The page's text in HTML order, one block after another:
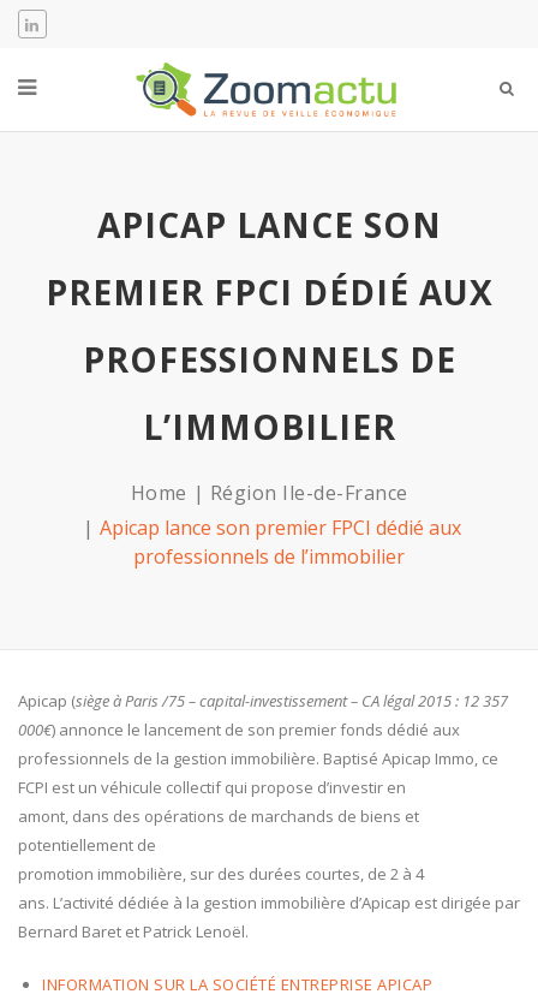
APICAP LANCE SON
PREMIER FPCI DÉDIÉ AUX
PROFESSIONNELS DE
L’IMMOBILIER
Home
Région Ile-de-France
Apicap lance son premier FPCI dédié aux
professionnels de l’immobilier
Apicap (siège à Paris /75 – capital-investissement – CA légal 2015 : 12 357
000€) annonce le lancement de son premier fonds dédié aux
professionnels de la gestion immobilière. Baptisé Apicap Immo, ce
FCPI est un véhicule collectif qui propose d’investir en
amont, dans des opérations de marchands de biens et
potentiellement de
promotion immobilière, sur des durées courtes, de 2 à 4
ans. L’activité dédiée à la gestion immobilière d’Apicap est dirigée par
Bernard Baret et Patrick Lenoël.
INFORMATION SUR LA SOCIÉTÉ ENTREPRISE APICAP